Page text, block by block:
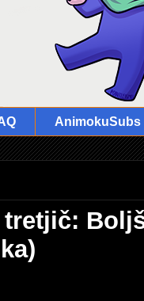
AnimokuSubs